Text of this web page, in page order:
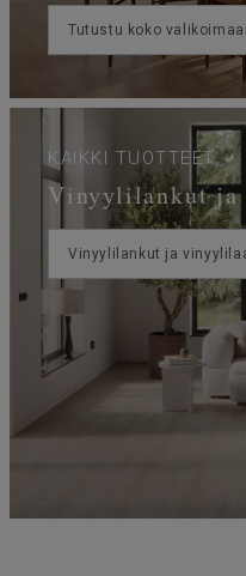
Tutustu koko
KAIKKI TUOTTEET
Vinyylilankut
Vinyylilankut ja